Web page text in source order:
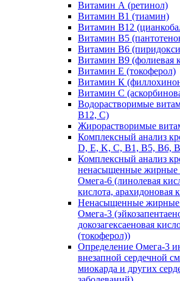
Витамин А (ретинол)
Витамин В1 (тиамин)
Витамин В12
Витамин В5
Витамин В6
Витамин В9 (фолиевая
Витамин Е (токоферол)
Витамин К
Витамин С
Водорастворимые
В12, С)
Жирорастворимые
Комплексный анализ
D, E, K, C, B1, B5, B6,
Комплексный анализ
ненасыщенные жирные
Омега-6 (линолевая
кислота, арахидоновая
Ненасыщенные жирные
Омега-3
докозагексаеновая
(токоферол))
Определение Омега-3
внезапной сердечной
миокарда и других